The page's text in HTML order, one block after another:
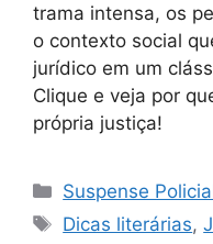
trama intensa, os
o contexto social
jurídico em um
Clique e veja por
própria justiça!
Categorias
Suspense
Tags
Dicas literárias,